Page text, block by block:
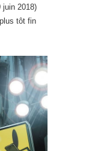
juin 2018)
tôt fin